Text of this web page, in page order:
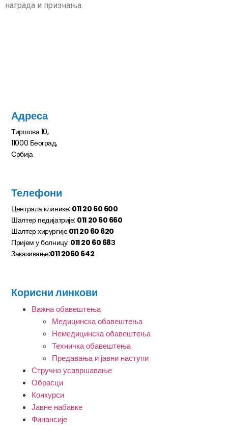
награда и признања.
Адреса
Тиршова 10,
11000 Београд,
Србија
Телефони
Централа клинике: 011 20 60 600
Шалтер педијатрије: 011 20 60 660
Шалтер хирургије:011 20 60 620
Пријем у болницу: 011 20 60 68З
Заказивање:011 2060 642
Корисни линкови
Важна обавештења
Медицинска обавештења
Немедицинска обавештења
Техничка обавештења
Предавања и јавни наступи
Стручно усавршавање
Обрасци
Конкурси
Јавне набавке
Финансије